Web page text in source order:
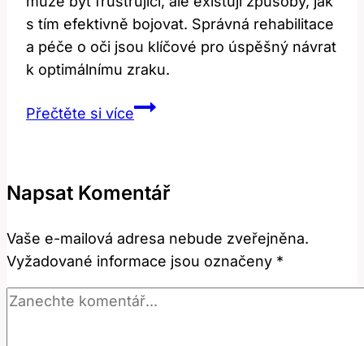
s tím efektivně bojovat. Správná rehabilitace
a péče o oči jsou klíčové pro úspěšný návrat
k optimálnímu zraku.
Přečtěte si víceDvojité
Vypořádat
Operaci
Šedého
Zákalu
Napsat Komentář
Vaše e-mailová adresa nebude zveřejněna.
Vyžadované informace jsou označeny *